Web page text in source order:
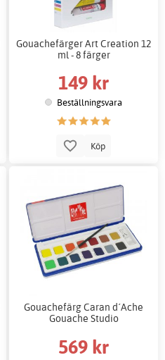
Gouachefärger Art Creation 12
ml - 8 färger
149 kr
Beställningsvara
Köp
Gouachefärg Caran d´Ache
Gouache Studio
569 kr